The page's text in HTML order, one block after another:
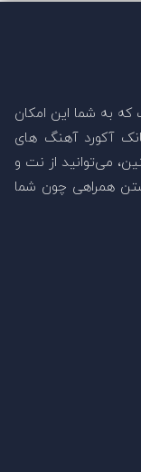
که به شما این امکان
آکورد آهنگ های
می‌توانید از نت و
همراهی چون شما